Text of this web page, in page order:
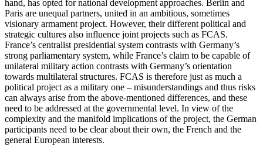
hand, has opted for national devel­opment approaches. Berlin and
Paris are unequal partners, united in an ambitious, sometimes
visionary armament project. However, their different political and
stra­tegic cultures also influence joint projects such as FCAS.
France’s centralist presidential system contrasts with Germany’s
strong parliamentary system, while France’s claim to be capable of
unilateral military action con­trasts with Germany’s orientation
towards multilateral structures. FCAS is therefore just as much a
political project as a military one – misunderstandings and thus risks
can always arise from the above-mentioned differences, and these
need to be addressed at the governmental level. In view of the
complexity and the manifold implications of the project, the German
participants need to be clear about their own, the French and the
general European interests.